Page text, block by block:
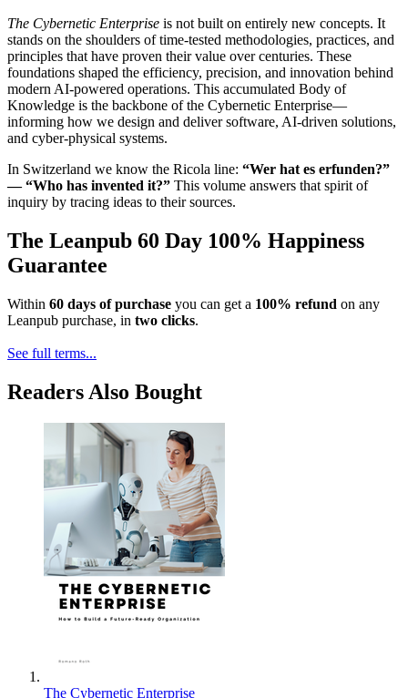
The Cybernetic Enterprise is not built on entirely new concepts. It
stands on the shoulders of time-tested methodologies, practices, and
principles that have proven their value over centuries. These
foundations shaped the efficiency, precision, and innovation behind
modern AI-powered operations. This accumulated Body of
Knowledge is the backbone of the Cybernetic Enterprise—
informing how we design and deliver software, AI-driven solutions,
and cyber-physical systems.
In Switzerland we know the Ricola line: “Wer hat es erfunden?”
— “Who has invented it?” This volume answers that spirit of
inquiry by tracing ideas to their sources.
The Leanpub 60 Day 100% Happiness
Guarantee
Within 60 days of purchase you can get a 100% refund on any
Leanpub purchase, in two clicks.
See full terms...
Readers Also Bought
The Cybernetic Enterprise